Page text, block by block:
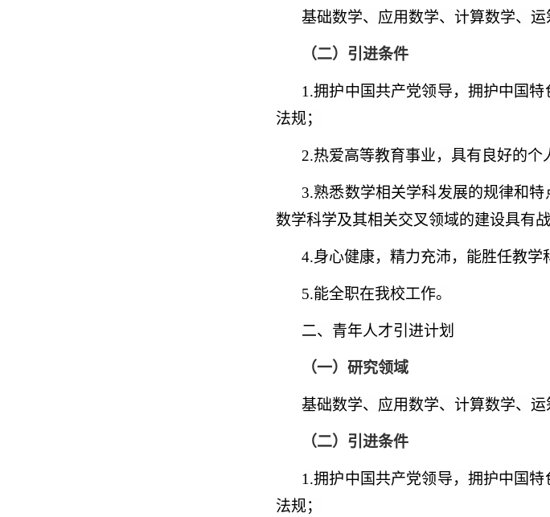
基础数学、应用数学、计算数学、
（二）引进条件
1.拥护中国共产党领导，拥护中国
法规；
2.热爱高等教育事业，具有良好的个
3.熟悉数学相关学科发展的规律和
数学科学及其相关交叉领域的建设具有
4.身心健康，精力充沛，能胜任教学
5.能全职在我校工作。
二、青年人才引进计划
（一）研究领域
基础数学、应用数学、计算数学、
（二）引进条件
1.拥护中国共产党领导，拥护中国
法规；